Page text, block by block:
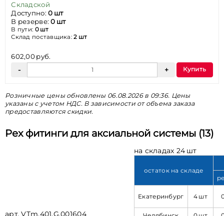
Складской
Доступно:0 шт
В резерве:0 шт
В пути: 0 шт
Склад поставщика:2 шт
602,00 руб.
Купить
Розничные цены обновлены 06.08.2026 в 09:36. Цены
указаны с учетом НДС. В зависимости от объема заказа
предоставляются скидки.
Pex фитинги для аксиальной системы (13)
арт. VTm.401.G.001604
на складах 24 шт
остаток на складе
Екатеринбург 4 шт